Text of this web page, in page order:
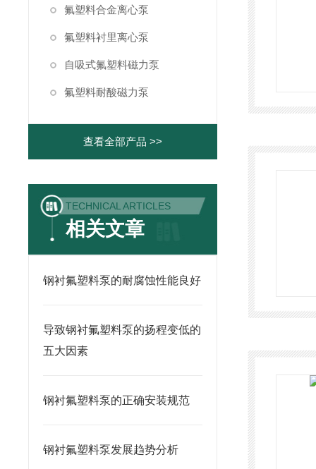
氟塑料合金离心泵
氟塑料衬里离心泵
自吸式氟塑料磁力泵
氟塑料耐酸磁力泵
查看全部产品 >>
TECHNICAL ARTICLES
相关文章
钢衬氟塑料泵的耐腐蚀性能良好
导致钢衬氟塑料泵的扬程变低的
五大因素
钢衬氟塑料泵的正确安装规范
钢衬氟塑料泵发展趋势分析